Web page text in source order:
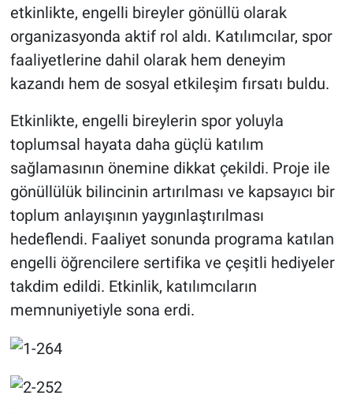
etkinlikte, engelli bireyler gönüllü olarak
organizasyonda aktif rol aldı. Katılımcılar, spor
faaliyetlerine dahil olarak hem deneyim
kazandı hem de sosyal etkileşim fırsatı buldu.
Etkinlikte, engelli bireylerin spor yoluyla
toplumsal hayata daha güçlü katılım
sağlamasının önemine dikkat çekildi. Proje ile
gönüllülük bilincinin artırılması ve kapsayıcı bir
toplum anlayışının yaygınlaştırılması
hedeflendi. Faaliyet sonunda programa katılan
engelli öğrencilere sertifika ve çeşitli hediyeler
takdim edildi. Etkinlik, katılımcıların
memnuniyetiyle sona erdi.